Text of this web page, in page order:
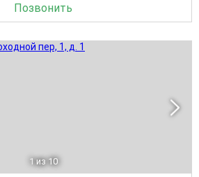
Позвонить
1 из 10